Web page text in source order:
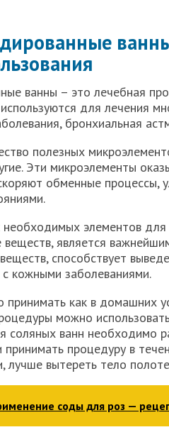
ванны – это лечебная
для лечения
бронхиальная
полезных
Эти микроэлементы
обменные
элементов для
является
способствует
кожными заболеваниями.
как в домашних
можно
соляных ванн необходимо
принимать процедуру в
лучше вытереть тело
соды для роз —